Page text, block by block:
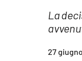
La
27